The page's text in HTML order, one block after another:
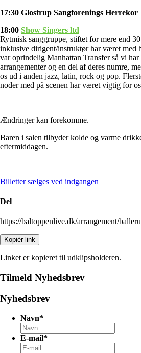
17:30 Glostrup Sangforenings Herrekor
18:00 Show Singers ltd
Rytmisk sanggruppe, stiftet for mere end
inklusive dirigent/instruktør har været med
var oprindelig Manhattan Transfer så vi har
arrangementer og en del af deres numre,
os ud i anden jazz, latin, rock og pop.
noder med på scenen har været vigtig for
Ændringer kan forekomme.
Baren i salen tilbyder kolde og varme
eftermiddagen.
Billetter sælges ved indgangen
Del
https://baltoppenlive.dk/arrangement/
Kopiér link
Linket er kopieret til udklipsholderen.
Tilmeld Nyhedsbrev
Nyhedsbrev
Navn*
E-mail*